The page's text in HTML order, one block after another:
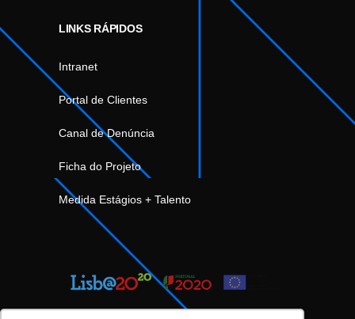
LINKS RÁPIDOS
Intranet
Portal de Clientes
Canal de Denúncia
Ficha do Projeto
Medida Estágios + Talento